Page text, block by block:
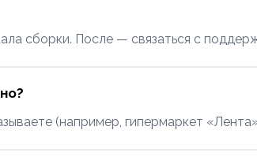
сборки. После — связаться с
(например, гипермаркет